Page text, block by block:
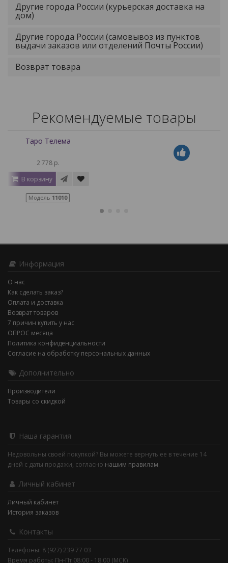
Другие города России (курьерская доставка на
дом)
Другие города России (самовывоз из пунктов
выдачи заказов или отделений Почты России)
Возврат товара
Рекомендуемые товары
Информация
О нас
Как сделать заказ?
Оплата и доставка
Возврат товаров
7 причин купить у нас
ОПРОС месяца
Политика конфиденциальности
Согласие на обработку персональных данных
Дополнительно
Производители
Товары со скидкой
Наша гарантия
Недовольны своей покупкой? Вы можете вернуть ее в течение 14
дней с даты продажи, согласно нашим правилам.
Личный кабинет
Личный кабинет
История заказов
Контакты
Телефоны: 8 (927) 239 77 03
Время работы: Пн-Пт 08:00 - 18:00 (МСК)